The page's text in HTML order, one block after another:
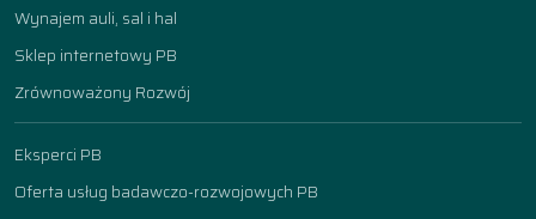
Wynajem auli, sal i hal
Sklep internetowy PB
Zrównoważony Rozwój
Eksperci PB
Oferta usług badawczo-rozwojowych PB